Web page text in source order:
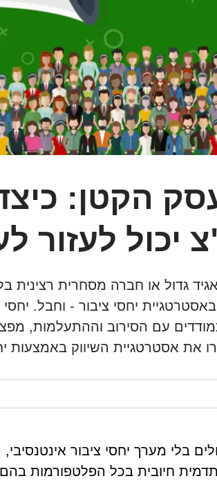
הקטן:
יכול לעזור
גדול או חברה מסחרית רצינית
יחסי ציבור - וחבל. יחסי
עם הסירוב וההתעלמות,
את אסטרטגיית השיווק באמצעות
בלי מערך יחסי ציבור
חיובית בכל הפלטפורמות